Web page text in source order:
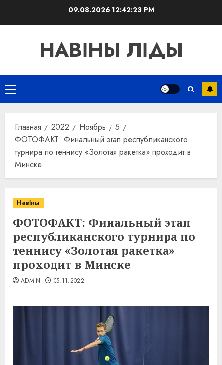
09.08.2026 12:42:25 PM
НАВІНЫ ЛІДЫ
Основное
меню
Главная 2022 Ноябрь
5
ФОТОФАКТ: Финальный этап республиканского
турнира по теннису «Золотая ракетка» проходит в
Минске
Навіны
ФОТОФАКТ: Финальный этап
республиканского турнира по
теннису «Золотая ракетка»
проходит в Минске
ADMIN 05.11.2022